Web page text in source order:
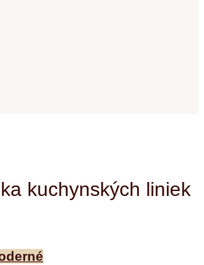
kuchynských liniek